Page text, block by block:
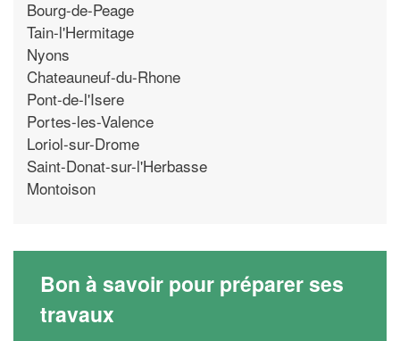
Bourg-de-Peage
Tain-l'Hermitage
Nyons
Chateauneuf-du-Rhone
Pont-de-l'Isere
Portes-les-Valence
Loriol-sur-Drome
Saint-Donat-sur-l'Herbasse
Montoison
Bon à savoir pour préparer ses
travaux